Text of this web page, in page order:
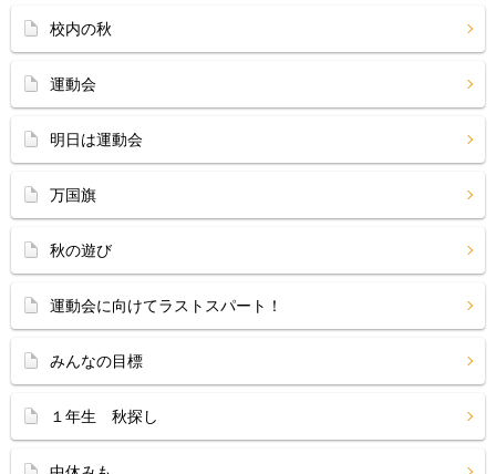
校内の秋
運動会
明日は運動会
万国旗
秋の遊び
運動会に向けてラストスパート！
みんなの目標
１年生 秋探し